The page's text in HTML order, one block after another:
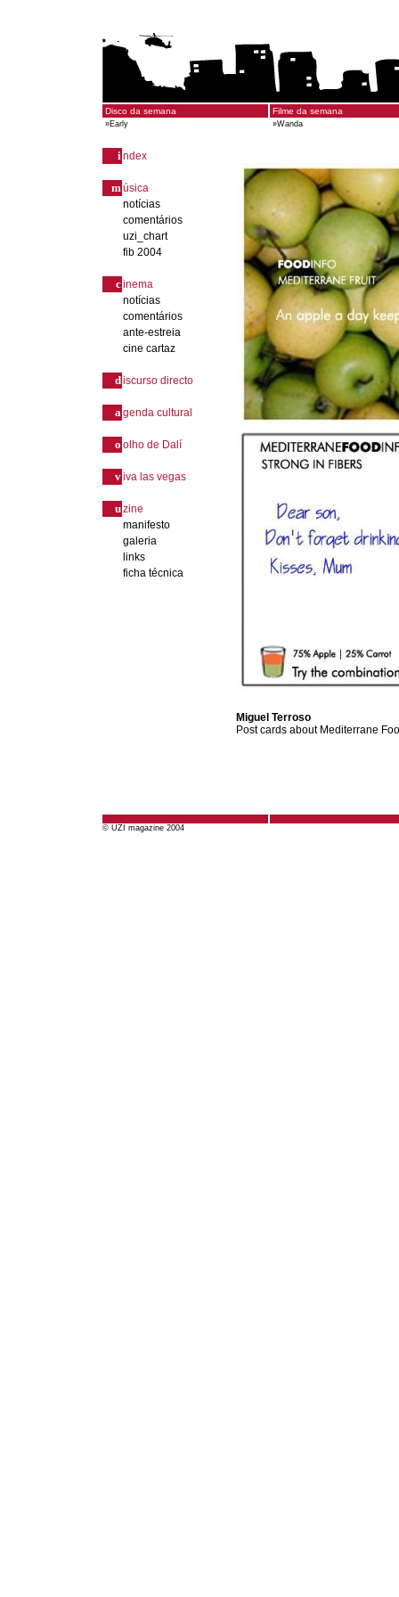
Disco da semana Filme da semana
»Early »Wanda
index
música
notícias
comentários
uzi_chart
fib 2004
cinema
notícias
comentários
ante-estreia
cine cartaz
discurso directo
agenda cultural
o olho de Dalí
viva las vegas
uzine
manifesto
galeria
links
ficha técnica
Miguel Terroso
Post cards about Mediterrane
© UZI magazine 2004